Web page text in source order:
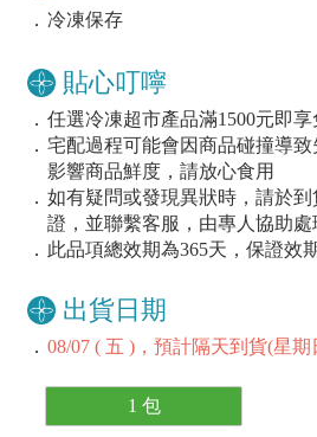
． 冷凍保存
貼心叮嚀
． 任選冷凍超市產品滿1500元即
． 宅配過程可能會因商品碰撞導
影響商品鮮度，請放心食用
． 如有疑問或發現異狀時，請於
證，並聯繫客服，由專人協助處
． 此品項總效期為365天，保證效
出貨日期
． 08/07 ( 五 )，預計隔天到貨(星
1 包